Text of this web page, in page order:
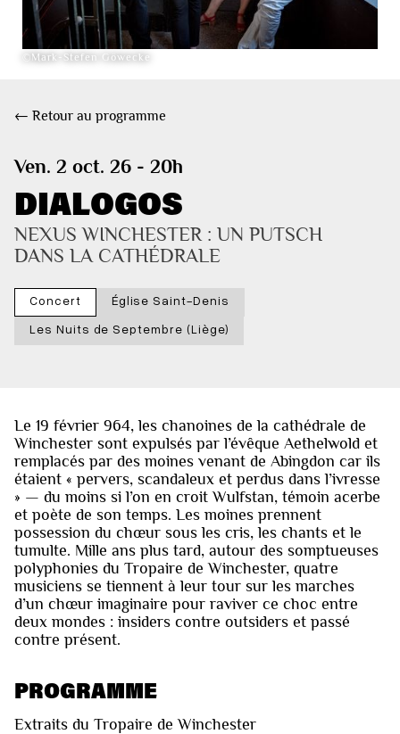
©Mark-Stefen Göwecke
← Retour au programme
Ven. 2 oct. 26 - 20h
DIALOGOS
NEXUS WINCHESTER : UN PUTSCH
DANS LA CATHÉDRALE
Concert
Église Saint-Denis
Les Nuits de Septembre (Liège)
Le 19 février 964, les chanoines de la cathédrale de
Winchester sont expulsés par l’évêque Aethelwold et
remplacés par des moines venant de Abingdon car ils
étaient « pervers, scandaleux et perdus dans l’ivresse
» — du moins si l’on en croit Wulfstan, témoin acerbe
et poète de son temps. Les moines prennent
possession du chœur sous les cris, les chants et le
tumulte. Mille ans plus tard, autour des somptueuses
polyphonies du Tropaire de Winchester, quatre
musiciens se tiennent à leur tour sur les marches
d’un chœur imaginaire pour raviver ce choc entre
deux mondes : insiders contre outsiders et passé
contre présent.
PROGRAMME
Extraits du Tropaire de Winchester